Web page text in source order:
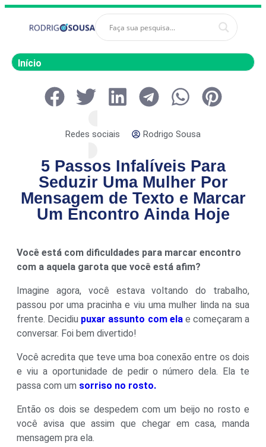
Início
Redes sociais Rodrigo Sousa
5 Passos Infalíveis Para
Seduzir Uma Mulher Por
Mensagem de Texto e Marcar
Um Encontro Ainda Hoje
Você está com dificuldades para marcar encontro
com a aquela garota que você está afim?
Imagine agora, você estava voltando do trabalho,
passou por uma pracinha e viu uma mulher linda na sua
frente. Decidiu puxar assunto com elae começaram a
conversar. Foi bem divertido!
Você acredita que teve uma boa conexão entre os dois
e viu a oportunidade de pedir o número dela. Ela te
passa com um sorriso no rosto.
Então os dois se despedem com um beijo no rosto e
você avisa que assim que chegar em casa, manda
mensagem pra ela.